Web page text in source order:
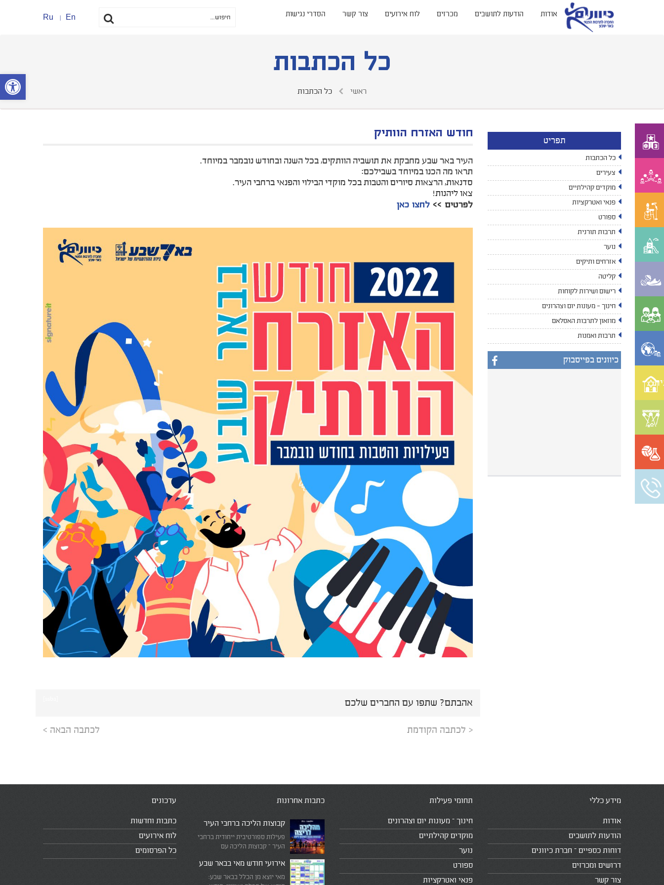
פתח סרגל
אודות הודעות לתושבים מכרזים לוח אירועים צור קשר הסדרי נגישות En
Ru
כל הכתבות
ראשי כל הכתבות
תפריט
כל הכתבות
צעירים
מוקדים קהילתיים
פנאי ואטרקציות
ספורט
תרבות תורנית
נוער
אזרחים ותיקים
קליטה
רישום ושירות לקוחות
חינוך - מעונות יום וצהרונים
מוזאון לתרבות האסלאם
תרבות ואמנות
כיוונים בפייסבוק
חודש האזרח הוותיק
העיר באר שבע מחבקת את תושביה הוותקים, בכל השנה ובחודש נובמבר במיוחד.
תראו מה הכנו במיוחד בשבילכם:
סדנאות, הרצאות סיורים והטבות בכל מוקדי הבילוי והפנאי ברחבי העיר.
צאו ליהנות!
לפרטים >> לחצו כאן
אהבתם? שתפו עם החברים שלכם
< לכתבה הקודמת לכתבה הבאה >
מידע כללי
אודות
הודעות לתושבים
דוחות כספיים – חברת כיוונים
דרושים ומכרזים
צור קשר
תחומי פעילות
חינוך – מעונות יום וצהרונים
מוקדים קהילתיים
נוער
ספורט
פנאי ואטרקציות
כתבות אחרונות
קבוצות הליכה ברחבי העיר
פעילות ספורטיבית ייחודית ברחבי
העיר – קבוצות הליכה עם
אירועי חודש מאי בבאר שבע
מאי יוצא מן הכלל בבאר שבע:
עדכונים
כתבות וחדשות
לוח אירועים
כל הפרסומים